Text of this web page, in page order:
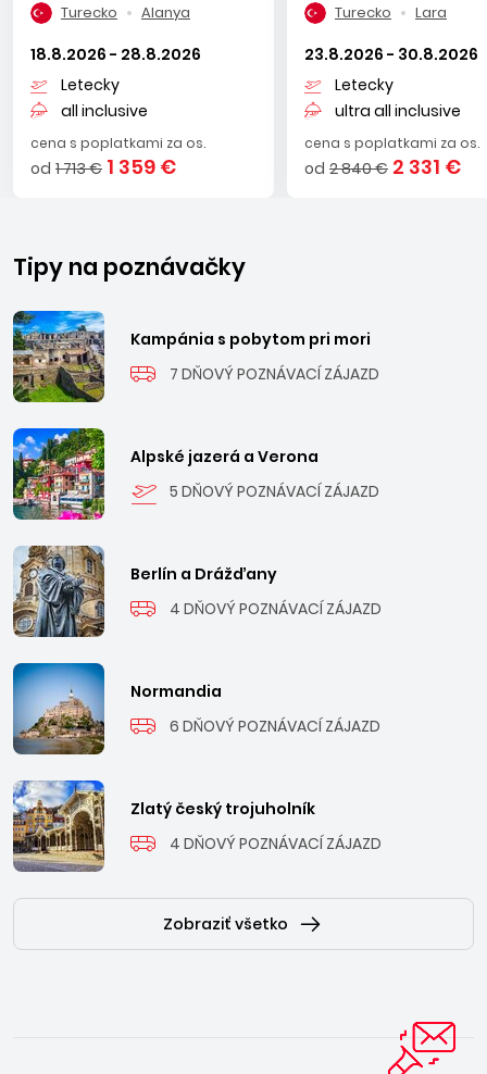
Turecko Alanya
18.8.2026 - 28.8.2026
Letecky
all inclusive
cena s poplatkami za os.
od 1 713 € 1 359 €
Turecko Lara
23.8.2026 - 30.8.2026
Letecky
ultra all inclusive
cena s poplatkami za os.
od 2 840 € 2 331 €
Tipy na poznávačky
Kampánia s pobytom pri mori
7 DŇOVÝ POZNÁVACÍ ZÁJAZD
Alpské jazerá a Verona
5 DŇOVÝ POZNÁVACÍ ZÁJAZD
Berlín a Drážďany
4 DŇOVÝ POZNÁVACÍ ZÁJAZD
Normandia
6 DŇOVÝ POZNÁVACÍ ZÁJAZD
Zlatý český trojuholník
4 DŇOVÝ POZNÁVACÍ ZÁJAZD
Zobraziť všetko